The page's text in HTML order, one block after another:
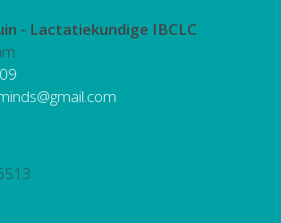
- Lactatiekundige IBCLC